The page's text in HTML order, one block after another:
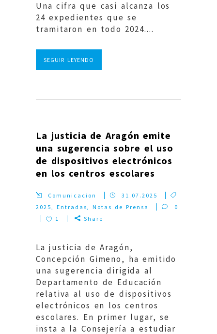
Una cifra que casi alcanza los
24 expedientes que se
tramitaron en todo 2024....
SEGUIR LEYENDO
La justicia de Aragón emite
una sugerencia sobre el uso
de dispositivos electrónicos
en los centros escolares
Comunicacion
31.07.2025
2025,Entradas, Notas de Prensa
0
1
Share
La justicia de Aragón,
Concepción Gimeno, ha emitido
una sugerencia dirigida al
Departamento de Educación
relativa al uso de dispositivos
electrónicos en los centros
escolares. En primer lugar, se
insta a la Consejería a estudiar